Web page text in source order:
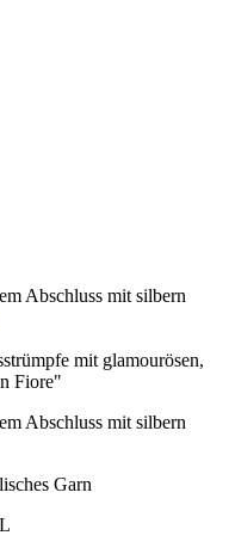
Abschluss mit silbern
mit glamourösen,
Fiore"
Abschluss mit silbern
Garn